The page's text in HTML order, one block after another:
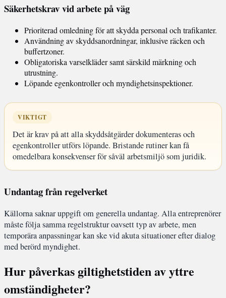
Säkerhetskrav vid arbete på väg
Prioriterad omledning för att skydda personal och trafikanter.
Användning av skyddsanordningar, inklusive räcken och
buffertzoner.
Obligatoriska varselkläder samt särskild märkning och
utrustning.
Löpande egenkontroller och myndighetsinspektioner.
VIKTIGT
Det är krav på att alla skyddsåtgärder dokumenteras och
egenkontroller utförs löpande. Bristande rutiner kan få
omedelbara konsekvenser för såväl arbetsmiljö som juridik.
Undantag från regelverket
Källorna saknar uppgift om generella undantag. Alla entreprenörer
måste följa samma regelstruktur oavsett typ av arbete, men
temporära anpassningar kan ske vid akuta situationer efter dialog
med berörd myndighet.
Hur påverkas giltighetstiden av yttre
omständigheter?